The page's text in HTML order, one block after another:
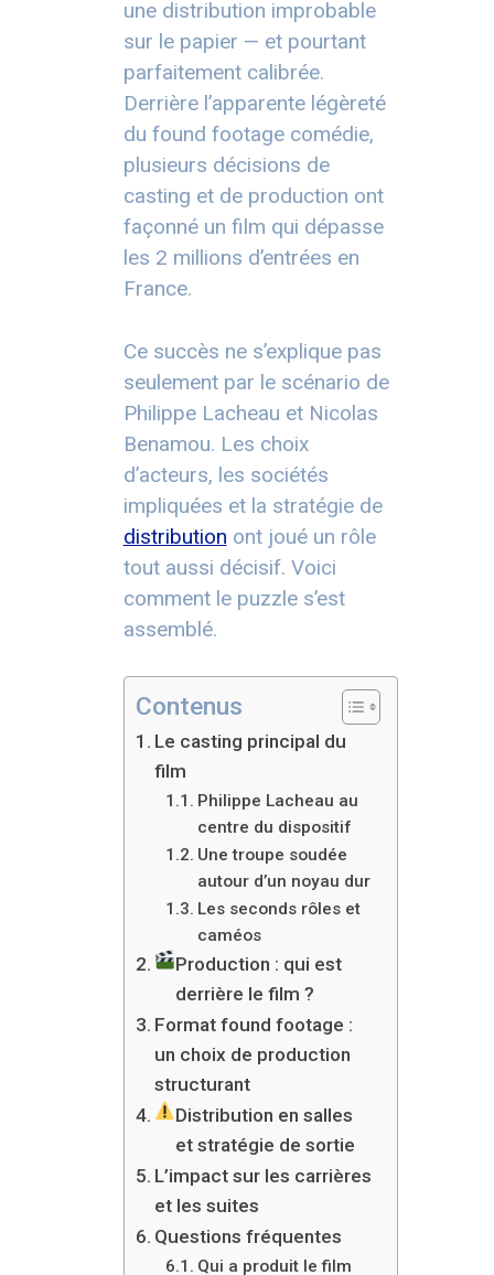
une distribution improbable
sur le papier — et pourtant
parfaitement calibrée.
Derrière l’apparente légèreté
du found footage comédie,
plusieurs décisions de
casting et de production ont
façonné un film qui dépasse
les 2 millions d’entrées en
France.
Ce succès ne s’explique pas
seulement par le scénario de
Philippe Lacheau et Nicolas
Benamou. Les choix
d’acteurs, les sociétés
impliquées et la stratégie de
distribution ont joué un rôle
tout aussi décisif. Voici
comment le puzzle s’est
assemblé.
Contenus
Le casting principal du
film
Philippe Lacheau au
centre du dispositif
Une troupe soudée
autour d’un noyau dur
Les seconds rôles et
caméos
Production : qui est
derrière le film ?
Format found footage :
un choix de production
structurant
Distribution en salles
et stratégie de sortie
L’impact sur les carrières
et les suites
Questions fréquentes
Qui a produit le film